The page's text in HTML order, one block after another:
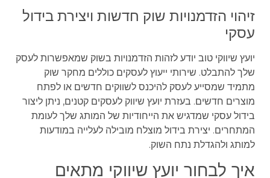
זיהוי הזדמנויות שוק חדשות ויצירת בידול
עסקי
יועץ שיווקי טוב יודע לזהות הזדמנויות בשוק שמאפשרות לעסק
שלך להתבלט. שירותי ייעוץ לעסקים כוללים מחקר שוק
מתמיד שמסייע לעסק להיכנס לשווקים חדשים או לפתח
מוצרים חדשים. בעזרת יועץ שיווק לעסקים קטנים, ניתן ליצור
בידול עסקי שמדגיש את הייחודיות של המותג שלך לעומת
המתחרים. יצירת בידול מוצלח מובילה לעלייה במודעות
למותג ולהגדלת נתח השוק.
איך לבחור יועץ שיווקי מתאים